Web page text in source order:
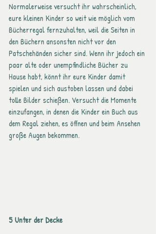
Normalerweise versucht ihr wahrscheinlich,
eure kleinen Kinder so weit wie möglich vom
Bücherregal fernzuhalten, weil die Seiten in
den Büchern ansonsten nicht vor den
Patschehänden sicher sind. Wenn ihr jedoch ein
paar alte oder unempfindliche Bücher zu
Hause habt, könnt ihr eure Kinder damit
spielen und sich austoben lassen und dabei
tolle Bilder schießen. Versucht die Momente
einzufangen, in denen die Kinder ein Buch aus
dem Regal ziehen, es öffnen und beim Ansehen
große Augen bekommen.
5 Unter der Decke